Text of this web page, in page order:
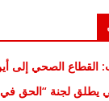
القطاع الصحي إلى
يطلق لجنة “الحق في